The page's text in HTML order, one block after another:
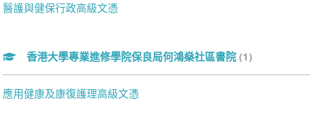
醫護與健保行政高級文憑
香港大學專業進修學院保良局何鴻燊社區書院 (1)
應用健康及康復護理高級文憑